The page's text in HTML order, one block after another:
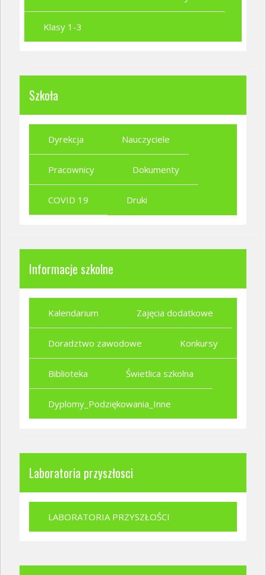
Klasy 1-3
Szkoła
Dyrekcja Nauczyciele
Pracownicy Dokumenty
COVID 19 Druki
Informacje szkolne
Kalendarium Zajęcia dodatkowe
Doradztwo zawodowe Konkursy
Biblioteka Świetlica szkolna
Dyplomy_Podziękowania_Inne
Laboratoria przyszłosci
LABORATORIA PRZYSZŁOŚCI